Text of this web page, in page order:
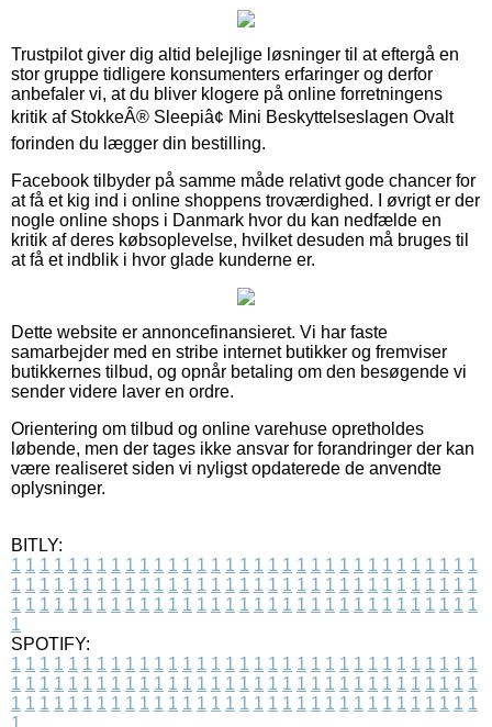
Trustpilot giver dig altid belejlige løsninger til at eftergå en
stor gruppe tidligere konsumenters erfaringer og derfor
anbefaler vi, at du bliver klogere på online forretningens
kritik af StokkeÂ® Sleepiâ¢ Mini Beskyttelseslagen Ovalt
forinden du lægger din bestilling.
Facebook tilbyder på samme måde relativt gode chancer for
at få et kig ind i online shoppens troværdighed. I øvrigt er der
nogle online shops i Danmark hvor du kan nedfælde en
kritik af deres købsoplevelse, hvilket desuden må bruges til
at få et indblik i hvor glade kunderne er.
Dette website er annoncefinansieret. Vi har faste
samarbejder med en stribe internet butikker og fremviser
butikkernes tilbud, og opnår betaling om den besøgende vi
sender videre laver en ordre.
Orientering om tilbud og online varehuse opretholdes
løbende, men der tages ikke ansvar for forandringer der kan
være realiseret siden vi nyligst opdaterede de anvendte
oplysninger.
BITLY:
1 1 1 1 1 1 1 1 1 1 1 1 1 1 1 1 1 1 1 1 1 1 1 1 1 1 1 1 1 1 1 1 1
1 1 1 1 1 1 1 1 1 1 1 1 1 1 1 1 1 1 1 1 1 1 1 1 1 1 1 1 1 1 1 1 1
1 1 1 1 1 1 1 1 1 1 1 1 1 1 1 1 1 1 1 1 1 1 1 1 1 1 1 1 1 1 1 1 1
1
SPOTIFY:
1 1 1 1 1 1 1 1 1 1 1 1 1 1 1 1 1 1 1 1 1 1 1 1 1 1 1 1 1 1 1 1 1
1 1 1 1 1 1 1 1 1 1 1 1 1 1 1 1 1 1 1 1 1 1 1 1 1 1 1 1 1 1 1 1 1
1 1 1 1 1 1 1 1 1 1 1 1 1 1 1 1 1 1 1 1 1 1 1 1 1 1 1 1 1 1 1 1 1
1